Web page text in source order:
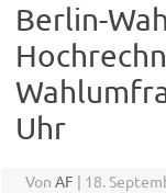
Berlin-
Uhr
Von AF | 18.